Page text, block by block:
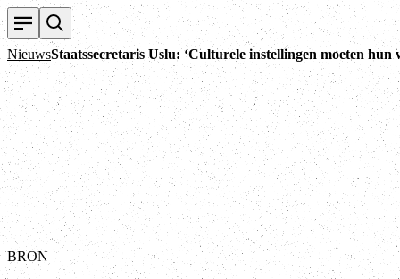
NieuwsStaatssecretaris Uslu: ‘Culturele instellingen moeten hun
BRON